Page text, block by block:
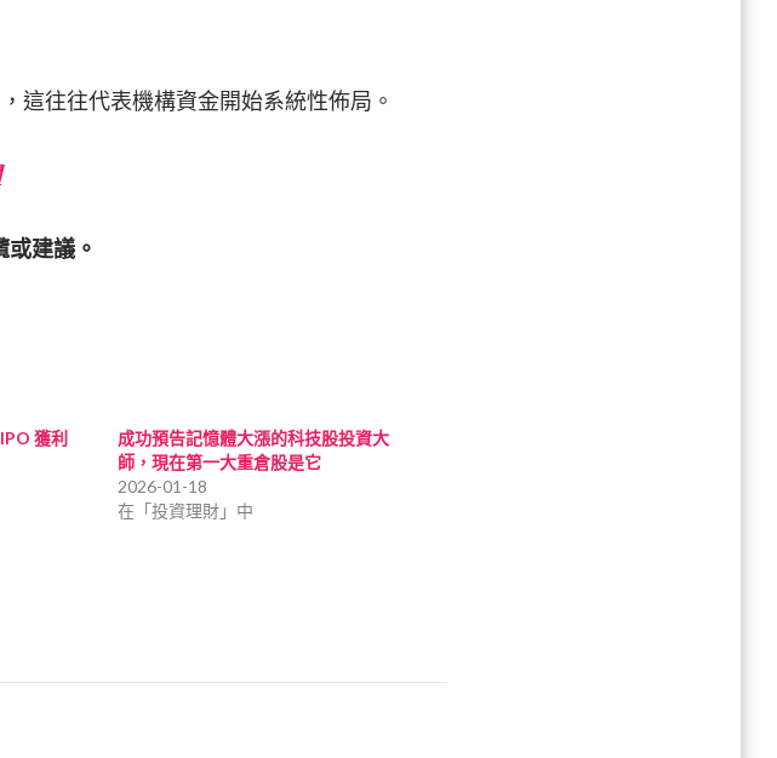
這往往代表機構資金開始系統性佈局。
建議。
獲利
成功預告記憶體大漲的科技股投資大
師，現在第一大重倉股是它
2026-01-18
在「投資理財」中